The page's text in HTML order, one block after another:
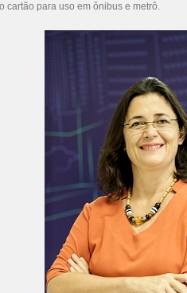
cartão para uso em ônibus e metrô.